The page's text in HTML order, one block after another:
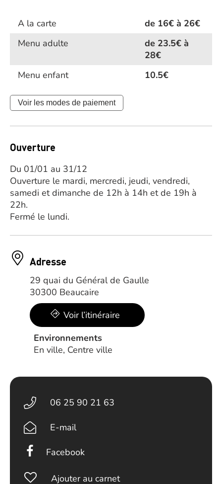
A la carte
de 16€ à 26€
Menu adulte
de 23.5€ à
28€
Menu enfant
10.5€
Voir les modes de paiement
Ouverture
Du 01/01 au 31/12
Ouverture le mardi, mercredi, jeudi, vendredi,
samedi et dimanche de 12h à 14h et de 19h à
22h.
Fermé le lundi.
Adresse
29 quai du Général de Gaulle
30300 Beaucaire
Voir l’itinéraire
Environnements
En ville, Centre ville
06 25 90 21 63
E-mail
Facebook
Ajouter au carnet